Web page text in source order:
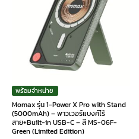
พร้อมจำหน่าย
Momax รุ่น 1-Power X Pro with Stand
(5000mAh) – พาวเวอร์แบงค์ไร้
สาย+Built-in USB-C – สี MS-06F-
Green (Limited Edition)